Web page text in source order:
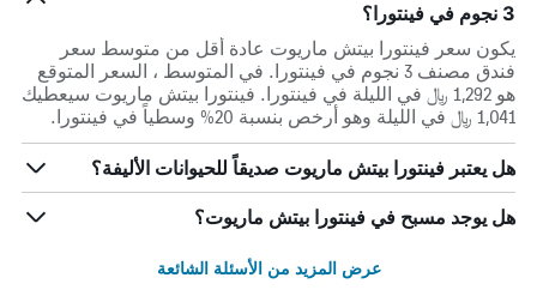
3 نجوم في فينتورا؟
يكون سعر فينتورا بيتش ماريوت عادة أقل من متوسط ​​سعر
فندق مصنف 3 نجوم في فينتورا. في المتوسط ، السعر المتوقع
هو 1,292 ﷼ في الليلة في فينتورا. فينتورا بيتش ماريوت سيعطيك
1,041 ﷼ في الليلة وهو أرخص بنسبة 20% وسطياً في فينتورا.
هل يعتبر فينتورا بيتش ماريوت صديقاً للحيوانات الأليفة؟
هل يوجد مسبح في فينتورا بيتش ماريوت؟
عرض المزيد من الأسئلة الشائعة